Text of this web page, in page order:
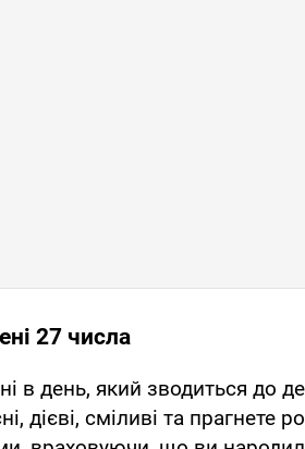
27 числа
в день, який зводиться до
дієві, сміливі та прагнете